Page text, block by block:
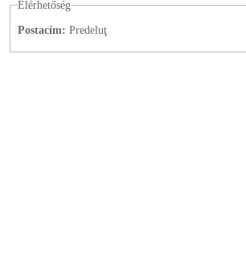
Elérhetőség
Postacím: Predeluţ